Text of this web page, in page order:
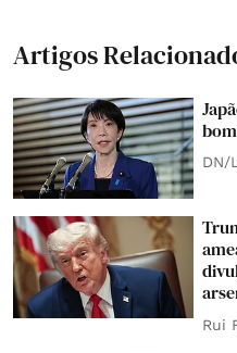
Artigos
DN/
Rui